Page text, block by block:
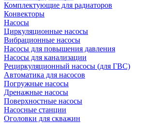
Комплектующие для радиаторов
Конвекторы
Насосы
Циркуляционные насосы
Вибрационные насосы
Насосы для повышения давления
Насосы для канализации
Рециркуляционный насосы (для ГВС)
Автоматика для насосов
Погружные насосы
Дренажные насосы
Поверхностные насосы
Насосные станции
Оголовки для скважин